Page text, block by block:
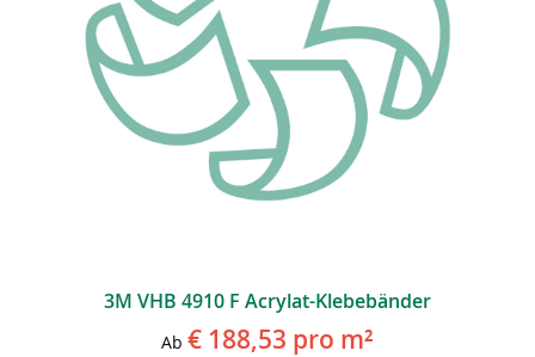
3M VHB 4910 F Acrylat-Klebebänder
Ab € 188,53 pro m²